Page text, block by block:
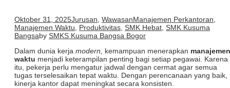
Oktober 31, 2025Jurusan WawasanManajemen Perkantoran
Manajemen Waktu
Produktivitas SMK Hebat SMK Kusuma
Bangsaby SMKS Kusuma Bangsa Bogor
Dalam dunia kerja modern, kemampuan menerapkan manajemen
waktu menjadi keterampilan penting bagi setiap pegawai. Karena
itu, pekerja perlu mengatur jadwal dengan cermat agar semua
tugas terselesaikan tepat waktu. Dengan perencanaan yang baik,
kinerja kantor dapat meningkat secara konsisten.